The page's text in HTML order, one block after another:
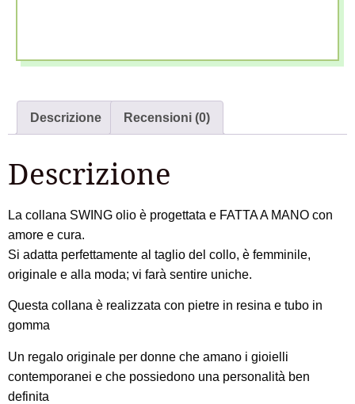
Descrizione Recensioni (0)
Descrizione
La collana SWING olio è progettata e FATTA A MANO con
amore e cura.
Si adatta perfettamente al taglio del collo, è femminile,
originale e alla moda; vi farà sentire uniche.
Questa collana è realizzata con pietre in resina e tubo in
gomma
Un regalo originale per donne che amano i gioielli
contemporanei e che possiedono una personalità ben
definita